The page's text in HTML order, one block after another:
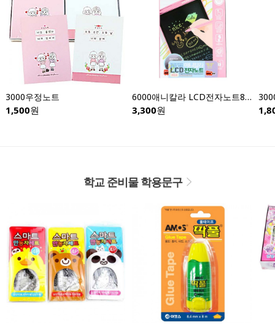
3000우정노트
1,500원
6000애니칼라 LCD전자노트8.5인치-낱개
3,300원
학교 준비물 학용문구